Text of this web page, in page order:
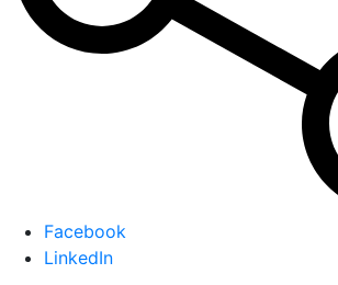
Facebook
LinkedIn